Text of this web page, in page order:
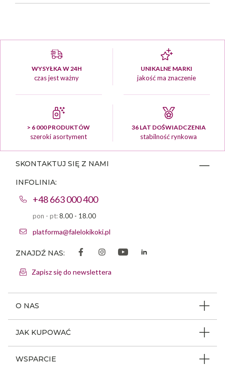
WYSYŁKA W 24H
czas jest ważny
UNIKALNE MARKI
jakość ma znaczenie
> 6 000 PRODUKTÓW
szeroki asortyment
36 LAT DOŚWIADCZENIA
stabilność rynkowa
O NAS
Dlaczego FLK
JAK KUPOWAĆ
WSPARCIE
SKONTAKTUJ SIĘ Z NAMI
INFOLINIA:
+48 663 000 400
pon - pt:8.00 - 18.00
platforma@falelokikoki.pl
ZNAJDŹ NAS:
Zapisz się do newslettera